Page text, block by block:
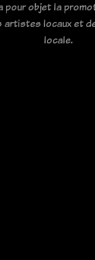
pour objet la
artistes locaux et
locale.